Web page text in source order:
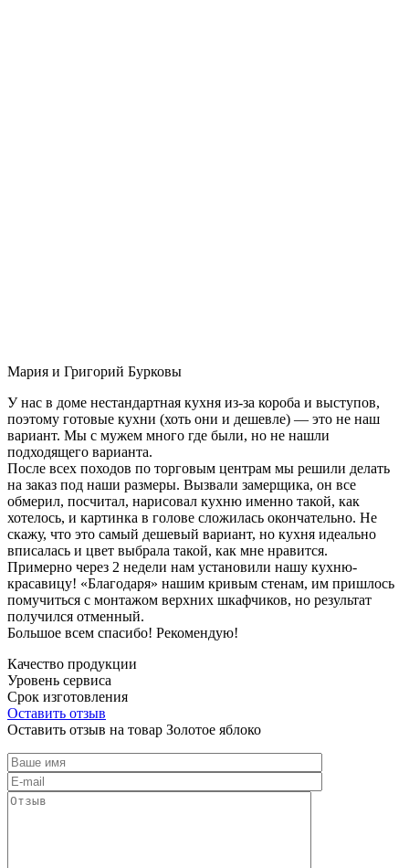
Мария и Григорий Бурковы
У нас в доме нестандартная кухня из-за короба и выступов,
поэтому готовые кухни (хоть они и дешевле) — это не наш
вариант. Мы с мужем много где были, но не нашли
подходящего варианта.
После всех походов по торговым центрам мы решили делать
на заказ под наши размеры. Вызвали замерщика, он все
обмерил, посчитал, нарисовал кухню именно такой, как
хотелось, и картинка в голове сложилась окончательно. Не
скажу, что это самый дешевый вариант, но кухня идеально
вписалась и цвет выбрала такой, как мне нравится.
Примерно через 2 недели нам установили нашу кухню-
красавицу! «Благодаря» нашим кривым стенам, им пришлось
помучиться с монтажом верхних шкафчиков, но результат
получился отменный.
Большое всем спасибо! Рекомендую!
Качество продукции
Уровень сервиса
Срок изготовления
Оставить отзыв
Оставить отзыв на товар Золотое яблоко